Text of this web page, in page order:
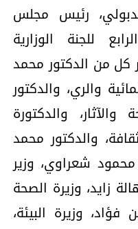
رئيس مجلس
للجنة الوزارية
كل من الدكتور محمد
والري، والدكتور
والآثار، والدكتورة
والدكتور محمد
محمود شعراوي، وزير
زايد، وزيرة الصحة
وزيرة البيئة،